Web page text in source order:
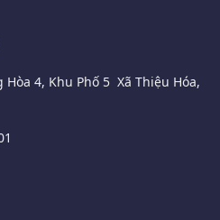
4, Khu Phố 5 Xã Thiệu Hóa,